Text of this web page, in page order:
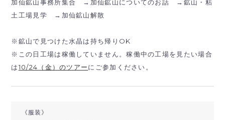
加仙鉱山事務所集合 →加仙鉱山についてのお話 →鉱山・粘
土工場見学 →加仙鉱山解散
※鉱山で見つけた水晶は持ち帰りOK
※この日工場は稼働していません。稼働中の工場を見たい場合
は10/24（金）のツアーにご参加ください。
《服装》